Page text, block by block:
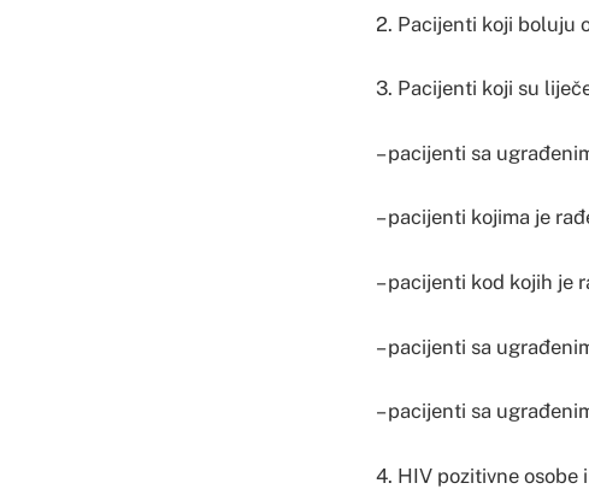
2. Pacijenti koji boluju
3. Pacijenti koji su
– pacijenti sa
– pacijenti kojima je
– pacijenti kod kojih je
– pacijenti sa
– pacijenti sa
4. HIV pozitivne osobe